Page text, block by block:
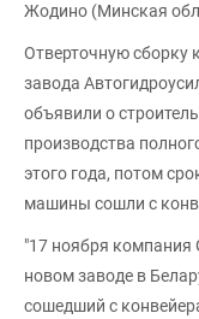
Жодино (Минская
Отверточную сборку
завода
объявили о
производства
этого года, потом
машины сошли с
"17 ноября компания
новом заводе в
сошедший с